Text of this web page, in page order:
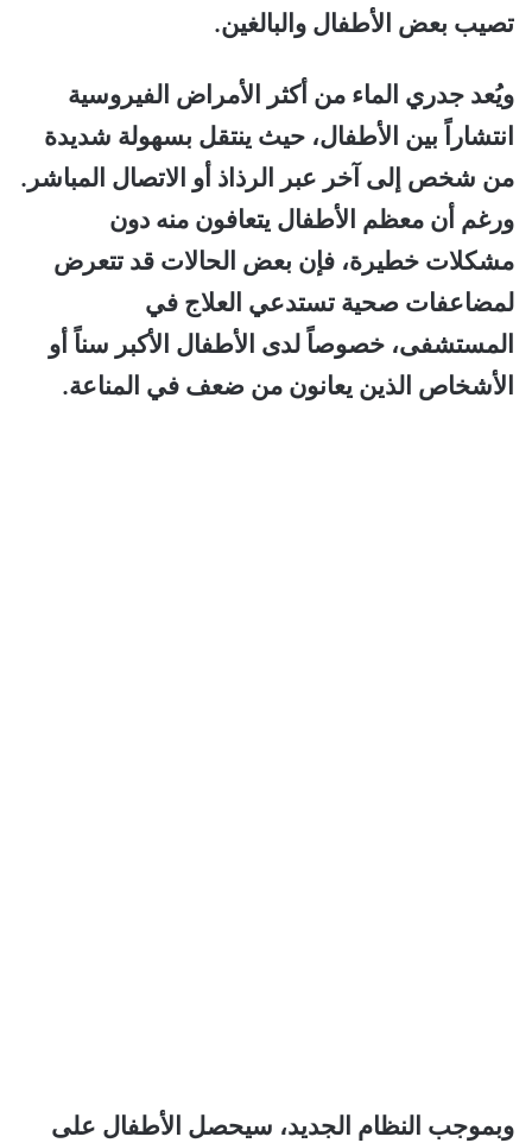
تصيب بعض الأطفال والبالغين.
ويُعد جدري الماء من أكثر الأمراض الفيروسية
انتشاراً بين الأطفال، حيث ينتقل بسهولة شديدة
من شخص إلى آخر عبر الرذاذ أو الاتصال المباشر.
ورغم أن معظم الأطفال يتعافون منه دون
مشكلات خطيرة، فإن بعض الحالات قد تتعرض
لمضاعفات صحية تستدعي العلاج في
المستشفى، خصوصاً لدى الأطفال الأكبر سناً أو
الأشخاص الذين يعانون من ضعف في المناعة.
وبموجب النظام الجديد، سيحصل الأطفال على